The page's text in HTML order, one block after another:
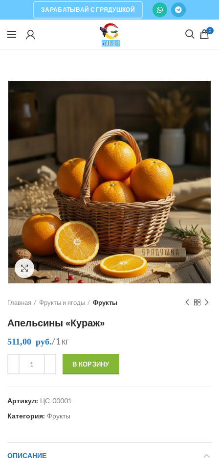
ЗАРАБАТЫВАЙ С ГРЯДУШКОЙ
0
Click to enlarge
Главная Фрукты и ягоды Фрукты
Апельсины «Кураж»
511,00 руб. /1 кг
В КОРЗИНУ
Артикул: ЦС-00001
Категория: Фрукты
ОПИСАНИЕ